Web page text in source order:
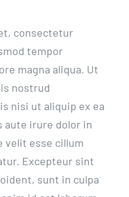
consectetur
tempor
magna aliqua. Ut
nostrud
nisi ut aliquip ex ea
aute irure dolor in
velit esse cillum
Excepteur sint
sunt in culpa